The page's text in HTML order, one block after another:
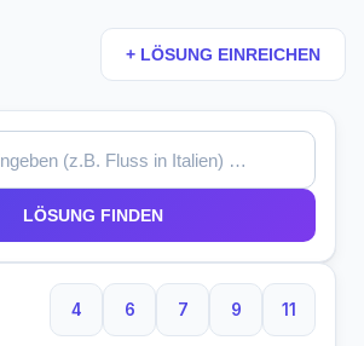
+ LÖSUNG EINREICHEN
LÖSUNG FINDEN
4
4 Buchstaben
6
6 Buchstaben
7
7 Buchstaben
9
9 Buchstaben
11
11